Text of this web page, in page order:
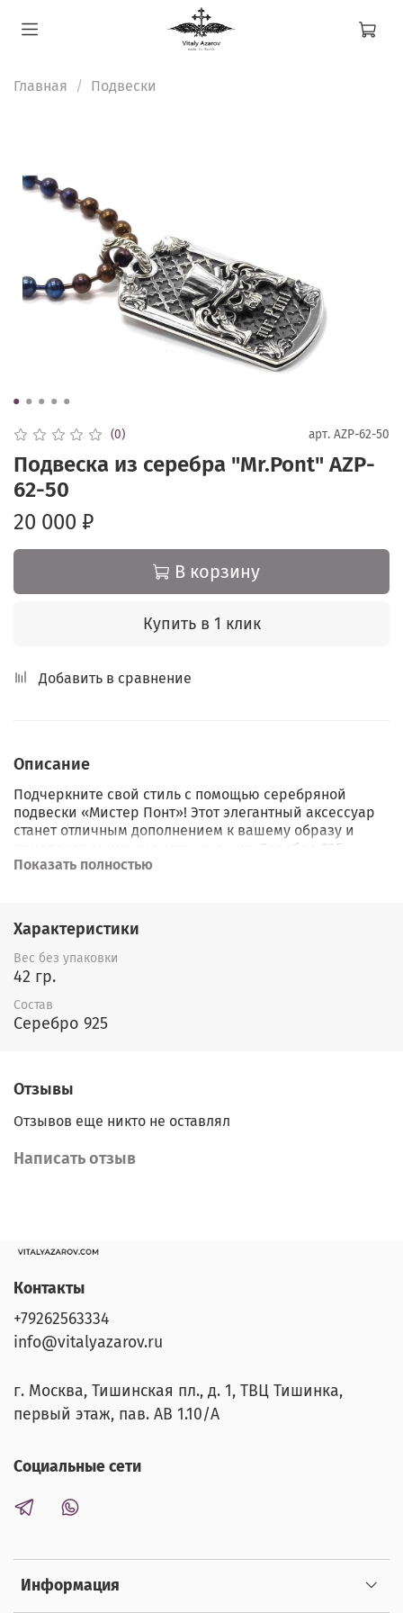
Главная Подвески
(0) арт. AZP-62-50
Подвеска из серебра "Mr.Pont" AZP-
62-50
20 000 ₽
В корзину
Купить в 1 клик
Добавить в сравнение
Описание
Подчеркните свой стиль с помощью серебряной
подвески «Мистер Понт»! Этот элегантный аксессуар
станет отличным дополнением к вашему образу и
привлечет внимание окружающих. Серебро 925
пробы гарантирует долговечность и сохранение
восхищенные взгляды и уверенность в себе каждый
день!
Показать полностью
Характеристики
Вес без упаковки
42 гр.
Состав
Серебро 925
Отзывы
Отзывов еще никто не оставлял
Написать отзыв
Информация
Контакты
+79262563334
info@vitalyazarov.ru
г. Москва, Тишинская пл., д. 1, ТВЦ Тишинка,
первый этаж, пав. АВ 1.10/A
Социальные сети